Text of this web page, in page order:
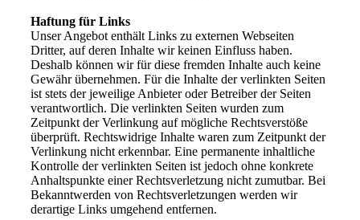
Haftung für Links
Unser Angebot enthält Links zu externen Webseiten
Dritter, auf deren Inhalte wir keinen Einfluss haben.
Deshalb können wir für diese fremden Inhalte auch keine
Gewähr übernehmen. Für die Inhalte der verlinkten Seiten
ist stets der jeweilige Anbieter oder Betreiber der Seiten
verantwortlich. Die verlinkten Seiten wurden zum
Zeitpunkt der Verlinkung auf mögliche Rechtsverstöße
überprüft. Rechtswidrige Inhalte waren zum Zeitpunkt der
Verlinkung nicht erkennbar. Eine permanente inhaltliche
Kontrolle der verlinkten Seiten ist jedoch ohne konkrete
Anhaltspunkte einer Rechtsverletzung nicht zumutbar. Bei
Bekanntwerden von Rechtsverletzungen werden wir
derartige Links umgehend entfernen.